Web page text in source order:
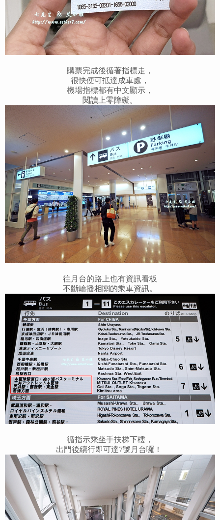
購票完成後循著指標走，
很快便可抵達成車處，
機場指標都有中文顯示，
閱讀上零障礙。
往月台的路上也有資訊看板
不斷輪播相關的乘車資訊。
循指示乘坐手扶梯下樓，
出門後續行即可達7號月台囉！